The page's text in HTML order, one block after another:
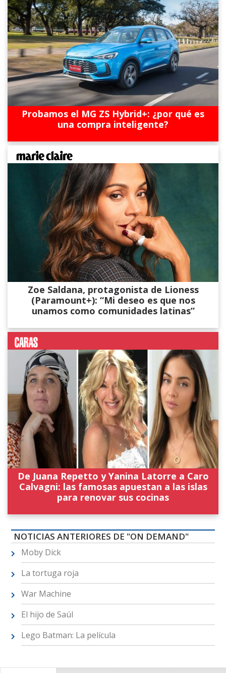
Probamos el MG ZS Hybrid+: ¿por qué es
una compra inteligente?
Zoe Saldana, protagonista de Lioness
(Paramount+): “Mi deseo es que nos
unamos como comunidades latinas”
De Juana Repetto y Yanina Latorre a Caro
Calvagni: las famosas apuestan a las islas
para renovar sus cocinas
NOTICIAS ANTERIORES DE "ON DEMAND"
Moby Dick
La tortuga roja
War Machine
El hijo de Saúl
Lego Batman: La película